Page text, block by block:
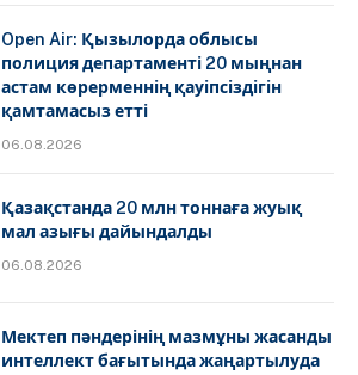
Open Air: Қызылорда облысы
полиция департаменті 20 мыңнан
астам көрерменнің қауіпсіздігін
қамтамасыз етті
06.08.2026
Қазақстанда 20 млн тоннаға жуық
мал азығы дайындалды
06.08.2026
Мектеп пәндерінің мазмұны жасанды
интеллект бағытында жаңартылуда